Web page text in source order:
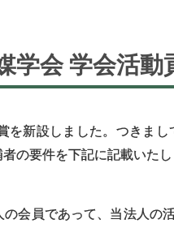
学会学会活動
を新設しました。つきま
の要件を下記に記載いたし
会員であって、当法人の